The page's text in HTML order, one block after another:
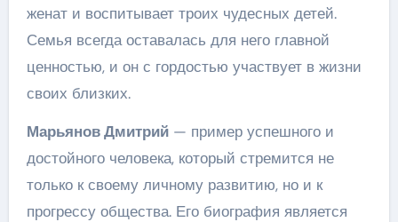
женат и воспитывает троих чудесных детей.
Семья всегда оставалась для него главной
ценностью, и он с гордостью участвует в жизни
своих близких.
Марьянов Дмитрий— пример успешного и
достойного человека, который стремится не
только к своему личному развитию, но и к
прогрессу общества. Его биография является